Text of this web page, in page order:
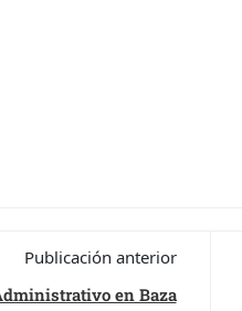
Publicación anterior
en Baza